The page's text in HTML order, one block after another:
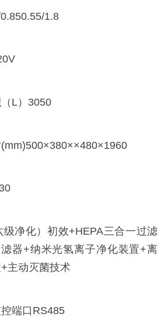
1.8
L）3050
净化）初效+HEPA三合一过滤
器+纳米光氢离子净化装置+离
主动灭菌技术
端口RS485